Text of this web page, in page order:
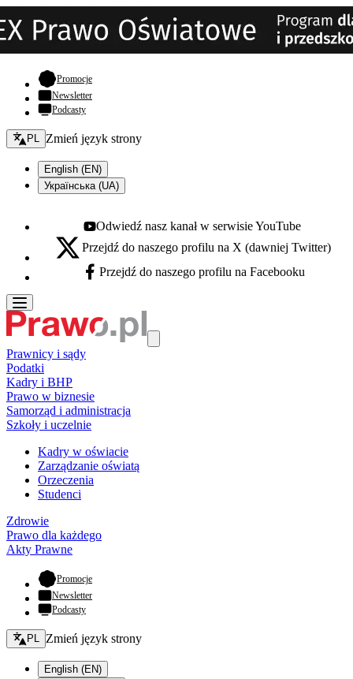
Promocje- otwiera się w nowej karcie
Newsletter
Podcasty
Zmień język - bieżący:
PL Zmień język strony
English (EN)
Українська (UA)
Youtube - otwiera się w nowej karcie
Odwiedź nasz kanał w serwisie YouTube
X - otwiera się w nowej karcie
Przejdź do naszego profilu na X (dawniej Twitter)
Facebook - otwiera się w nowej karcie
Przejdź do naszego profilu na Facebooku
Prawnicy i sądy
Podatki
Kadry i BHP
Prawo w biznesie
Samorząd i administracja
Szkoły i uczelnie
Kadry w oświacie
Zarządzanie oświatą
Orzeczenia
Studenci
Zdrowie
Prawo dla każdego
Akty Prawne
Promocje- otwiera się w nowej karcie
Newsletter
Podcasty
Zmień język - bieżący:
PL Zmień język strony
English (EN)